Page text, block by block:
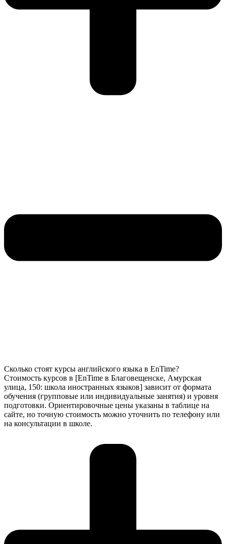
Сколько стоят курсы английского языка в EnTime?
Стоимость курсов в [EnTime в Благовещенске, Амурская
улица, 150: школа иностранных языков] зависит от формата
обучения (групповые или индивидуальные занятия) и уровня
подготовки. Ориентировочные цены указаны в таблице на
сайте, но точную стоимость можно уточнить по телефону или
на консультации в школе.